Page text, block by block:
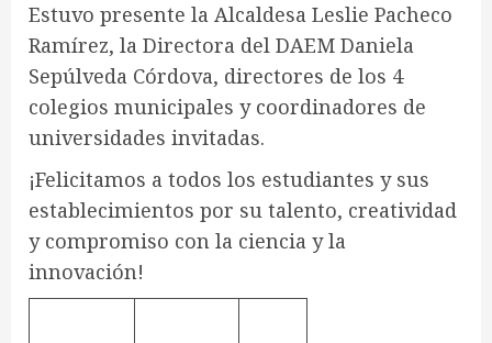
Estuvo presente la Alcaldesa Leslie Pacheco
Ramírez, la Directora del DAEM Daniela
Sepúlveda Córdova, directores de los 4
colegios municipales y coordinadores de
universidades invitadas.
¡Felicitamos a todos los estudiantes y sus
establecimientos por su talento, creatividad
y compromiso con la ciencia y la
innovación!